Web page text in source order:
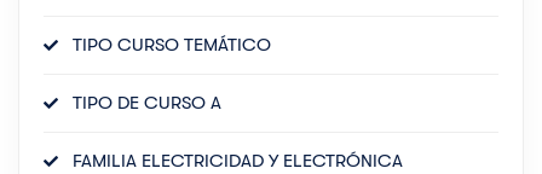
TIPO CURSO TEMÁTICO
TIPO DE CURSO A
FAMILIA ELECTRICIDAD Y ELECTRÓNICA